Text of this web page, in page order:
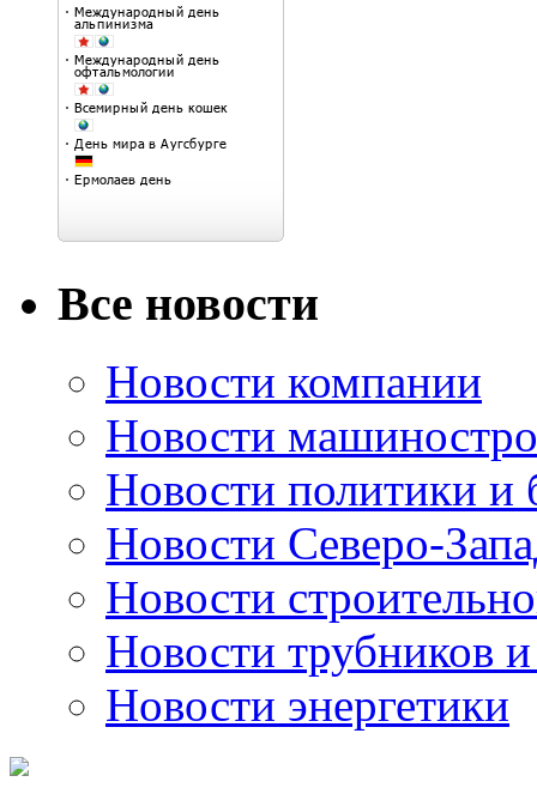
Все новости
Новости компании
Новости
Новости политики и
Новости Северо-
Новости
Новости трубников
Новости энергетики